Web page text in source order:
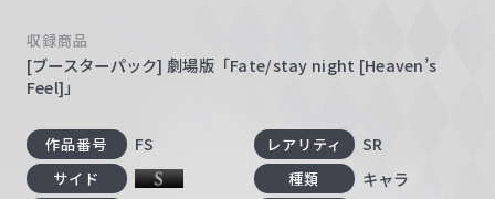
収録商品
[ブースターパック] 劇場版「Fate/stay night [Heaven’s
Feel]」
作品番号 FS レアリティ SR
サイド 種類 キャラ